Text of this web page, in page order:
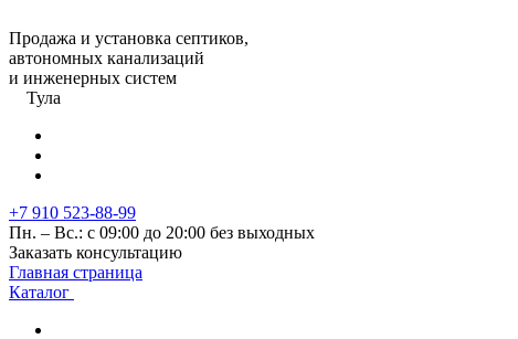
Продажа и установка септиков,
автономных канализаций
и инженерных систем
Тула
+7 910 523-88-99
Пн. – Вс.: с 09:00 до 20:00 без выходных
Заказать консультацию
Главная страница
Каталог